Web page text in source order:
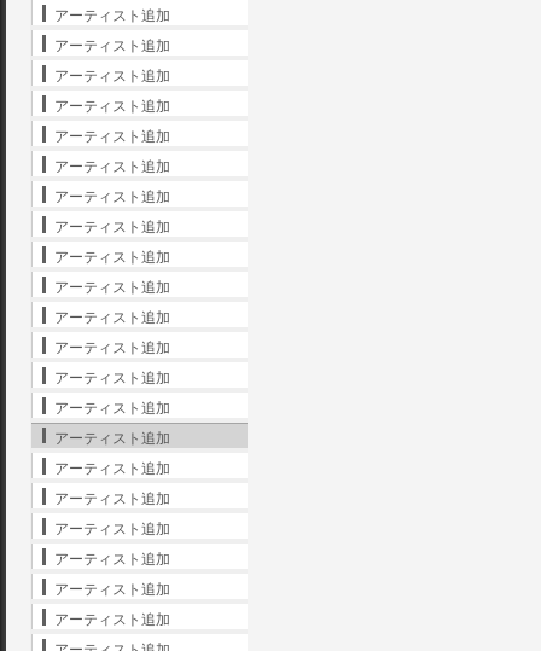
アーティスト追加
アーティスト追加
アーティスト追加
アーティスト追加
アーティスト追加
アーティスト追加
アーティスト追加
アーティスト追加
アーティスト追加
アーティスト追加
アーティスト追加
アーティスト追加
アーティスト追加
アーティスト追加
アーティスト追加
アーティスト追加
アーティスト追加
アーティスト追加
アーティスト追加
アーティスト追加
アーティスト追加